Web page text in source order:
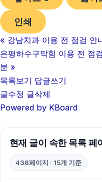
인쇄
« 강남치과 이용 전 점검
은평하수구막힘 이용 전 점
분 »
목록보기 답글쓰기
글수정 글삭제
Powered by KBoard
현재 글이 속한 목록 페
438페이지 · 15개 기준